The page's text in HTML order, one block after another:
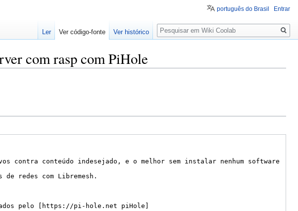
com rasp com PiHole
português do Brasil Entrar
Ler Ver código-fonte Ver histórico
Pesquisa